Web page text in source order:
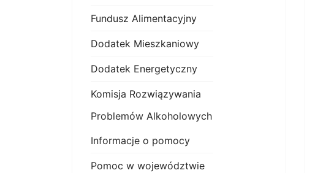
Fundusz Alimentacyjny
Dodatek Mieszkaniowy
Dodatek Energetyczny
Komisja Rozwiązywania
Problemów Alkoholowych
Informacje o pomocy
Pomoc w województwie